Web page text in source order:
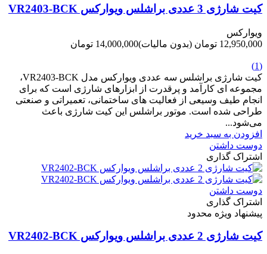
کیت شارژی 3 عددی براشلس ویوارکس VR2403-BCK
ویوارکس
12,950,000 تومان
(بدون مالیات)14,000,000 تومان
(1)
کیت شارژی براشلس سه عددی ویوارکس مدل VR2403-BCK،
مجموعه ای کارآمد و پرقدرت از ابزارهای شارژی است که برای
انجام طیف وسیعی از فعالیت های ساختمانی، تعمیراتی و صنعتی
طراحی شده است. موتور براشلس این کیت شارژی باعث
می‌شود...
افزودن به سبد خرید
دوست داشتن
اشتراک گذاری
دوست داشتن
اشتراک گذاری
پیشنهاد ویژه محدود
کیت شارژی 2 عددی براشلس ویوارکس VR2402-BCK